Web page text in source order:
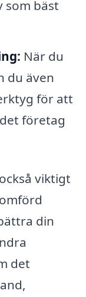
som bäst
När du
du även
för att
företag
viktigt
din
det